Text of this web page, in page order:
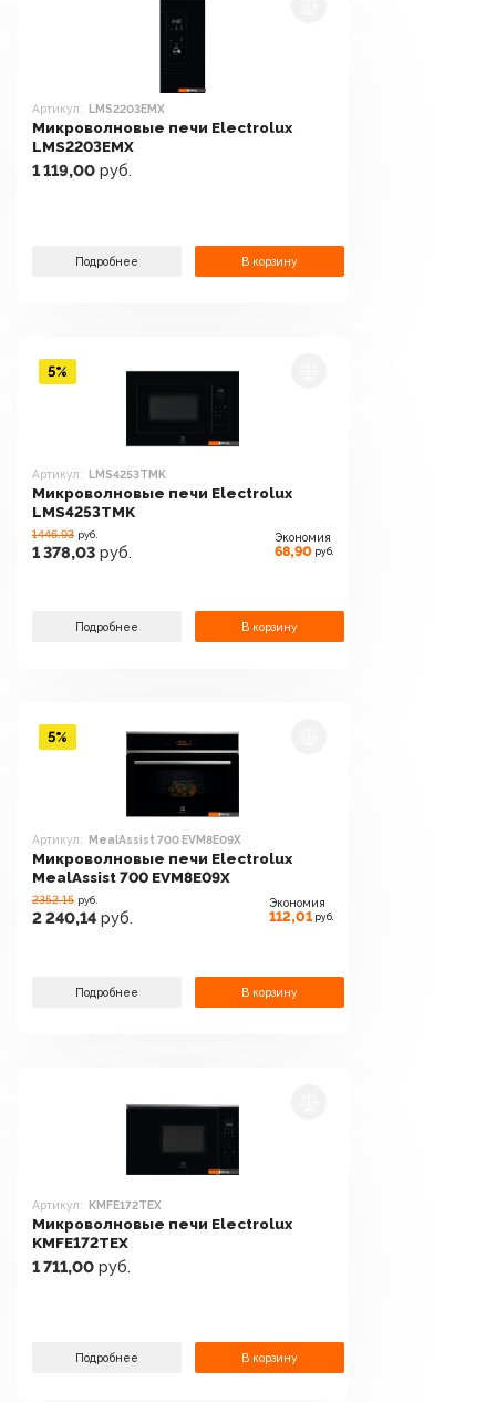
Артикул: LMS2203EMX
Микроволновые печи Electrolux
LMS2203EMX
1 119,00 руб.
Подробнее В корзину
Артикул: LMS4253TMK
Микроволновые печи Electrolux
LMS4253TMK
1446.93 руб.
1 378,03 руб.
Экономия
68,90 руб.
Подробнее В корзину
5%
Артикул: MealAssist 700 EVM8E09X
Микроволновые печи Electrolux
MealAssist 700 EVM8E09X
2352.15 руб.
2 240,14 руб.
Экономия
112,01 руб.
Подробнее В корзину
5%
Артикул: KMFE172TEX
Микроволновые печи Electrolux
KMFE172TEX
1 711,00 руб.
Подробнее В корзину